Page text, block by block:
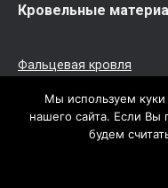
Кровельные
Фальцевая кровля
Кровельное железо
Медная кровля
Рулонная кровля
Мы используем
нашего сайта. Если Вы
будем